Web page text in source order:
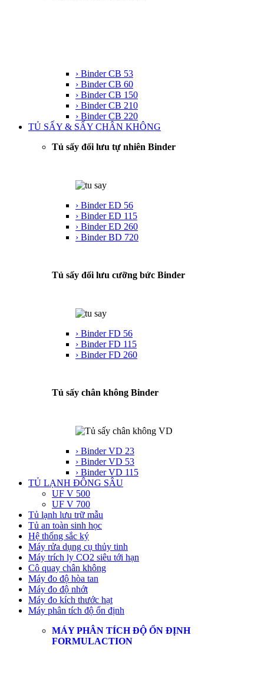
› Binder CB 53
› Binder CB 60
› Binder CB 150
› Binder CB 210
› Binder CB 220
TỦ SẤY & SẤY CHÂN KHÔNG
Tủ sấy đối lưu tự nhiên Binder
› Binder ED 56
› Binder ED 115
› Binder ED 260
› Binder BD 720
Tủ sấy đối lưu cưỡng bức Binder
› Binder FD 56
› Binder FD 115
› Binder FD 260
Tủ sấy chân không Binder
› Binder VD 23
› Binder VD 53
› Binder VD 115
TỦ LẠNH ĐÔNG SÂU
UF V 500
UF V 700
Tủ lạnh lưu trữ mẫu
Tủ an toàn sinh học
Hệ thống sắc ký
Máy rửa dụng cụ thủy tinh
Máy trích ly CO2 siêu tới hạn
Cô quay chân không
Máy đo độ hòa tan
Máy đo độ nhớt
Máy đo kích thước hạt
Máy phân tích độ ổn định
MÁY PHÂN TÍCH ĐỘ ỔN ĐỊNH
FORMULACTION